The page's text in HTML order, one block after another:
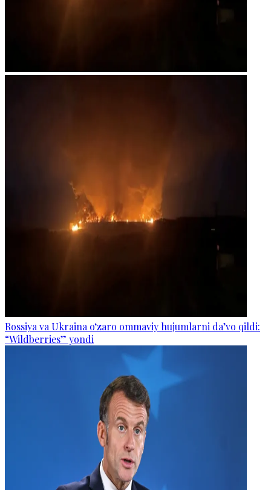
Rossiya va Ukraina o‘zaro ommaviy hujumlarni da’vo qildi:
“Wildberries” yondi